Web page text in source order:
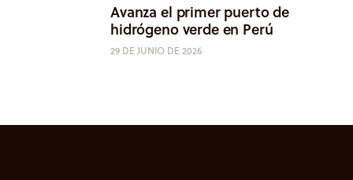
Avanza el primer puerto de
hidrógeno verde en Perú
29 DE JUNIO DE 2026